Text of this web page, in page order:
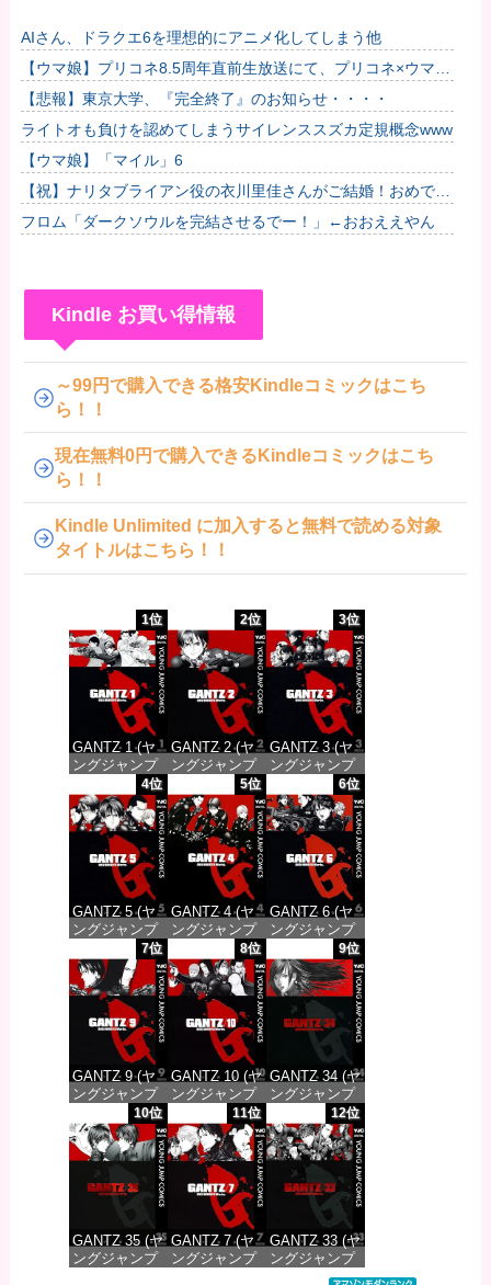
AIさん、ドラクエ6を理想的にアニメ化してしまう他
【ウマ娘】プリコネ8.5周年直前生放送にて、プリコネ×ウマ娘
コラボの開催について告知が！？今秋予定で詳細については後
日発...
【悲報】東京大学、『完全終了』のお知らせ・・・・
ライトオも負けを認めてしまうサイレンススズカ定規概念www
【ウマ娘】「マイル」6
【祝】ナリタブライアン役の衣川里佳さんがご結婚！おめでと
うございます！
フロム「ダークソウルを完結させるでー！」←おおええやん
Kindle お買い得情報
～99円で購入できる格安Kindleコミックはこち
ら！！
現在無料0円で購入できるKindleコミックはこち
ら！！
Kindle Unlimited に加入すると無料で読める対象
タイトルはこちら！！
1位
GANTZ 1 (ヤ
ングジャンプ
コミックス
DIGITAL)
価格：¥100
2位
GANTZ 2 (ヤ
ングジャンプ
コミックス
DIGITAL)
価格：¥100
3位
GANTZ 3 (ヤ
ングジャンプ
コミックス
DIGITAL)
価格：¥100
4位
GANTZ 5 (ヤ
ングジャンプ
コミックス
DIGITAL)
価格：¥100
5位
GANTZ 4 (ヤ
ングジャンプ
コミックス
DIGITAL)
価格：¥100
6位
GANTZ 6 (ヤ
ングジャンプ
コミックス
DIGITAL)
価格：¥100
7位
GANTZ 9 (ヤ
ングジャンプ
コミックス
DIGITAL)
価格：¥100
8位
GANTZ 10 (ヤ
ングジャンプ
コミックス
DIGITAL)
価格：¥100
9位
GANTZ 34 (ヤ
ングジャンプ
コミックス
DIGITAL)
価格：¥100
10位
GANTZ 35 (ヤ
ングジャンプ
11位
GANTZ 7 (ヤ
ングジャンプ
12位
GANTZ 33 (ヤ
ングジャンプ
コミックス